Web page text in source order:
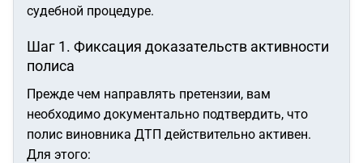
судебной процедуре.
Шаг 1. Фиксация доказательств активности
полиса
Прежде чем направлять претензии, вам
необходимо документально подтвердить, что
полис виновника ДТП действительно активен.
Для этого: